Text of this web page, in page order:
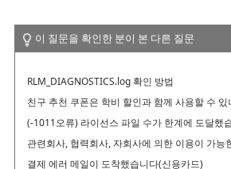
YouTube나 Twitch 방송에 사용하고 싶은데
이 질문을 확인한 분이 본 다른 질문
RLM_DIAGNOSTICS.log 확인 방법
친구 추천 쿠폰은 학비 할인과 함께 사용할 수 있
(-1011오류) 라이선스 파일 수가 한계에 도달했
관련회사, 협력회사, 자회사에 의한 이용이 가능
결제 에러 메일이 도착했습니다(신용카드)